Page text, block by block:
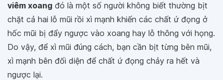
viêm xoang đó là một số người không biết thường bịt
chặt cả hai lỗ mũi rồi xì mạnh khiến các chất ứ đọng ở
hốc mũi bị đẩy ngược vào xoang hay lỗ thông với họng.
Do vậy, để xì mũi đúng cách, bạn cần bịt từng bên mũi,
xì mạnh bên đối diện để chất ứ đọng chảy ra hết và
ngược lại.